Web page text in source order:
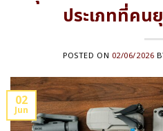
ประเภทที่คน
POSTED ON 02/06/2026
02
Jun